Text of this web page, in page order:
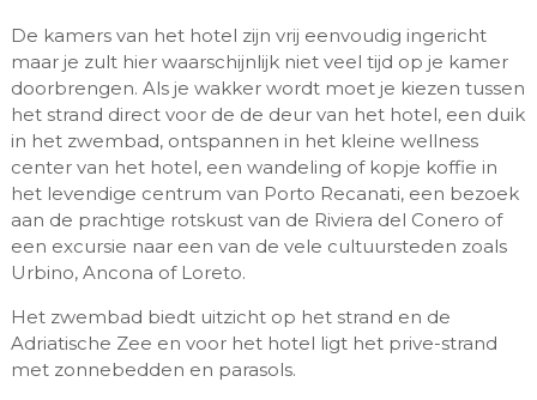
De kamers van het hotel zijn vrij eenvoudig ingericht
maar je zult hier waarschijnlijk niet veel tijd op je kamer
doorbrengen. Als je wakker wordt moet je kiezen tussen
het strand direct voor de de deur van het hotel, een duik
in het zwembad, ontspannen in het kleine wellness
center van het hotel, een wandeling of kopje koffie in
het levendige centrum van Porto Recanati, een bezoek
aan de prachtige rotskust van de Riviera del Conero of
een excursie naar een van de vele cultuursteden zoals
Urbino, Ancona of Loreto.
Het zwembad biedt uitzicht op het strand en de
Adriatische Zee en voor het hotel ligt het prive-strand
met zonnebedden en parasols.